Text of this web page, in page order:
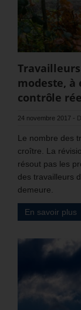
modeste, à
contrôle
24 novembre 2017 -
Le nombre des
croître. La
résout pas les
des travailleurs
demeure.
En savoir plus